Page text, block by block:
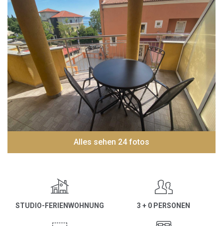
Alles sehen 24 fotos
STUDIO-FERIENWOHNUNG 3 + 0 PERSONEN